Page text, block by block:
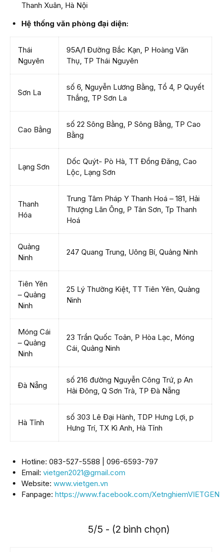
Thanh Xuân, Hà Nội
Hệ thống văn phòng đại diện:
Thái
Nguyên
95A/1 Đường Bắc Kạn, P Hoàng Văn
Thụ, TP Thái Nguyên
Sơn La
số 6, Nguyễn Lương Bằng, Tổ 4, P Quyết
Thắng, TP Sơn La
Cao Bằng
số 22 Sông Bằng, P Sông Bằng, TP Cao
Bằng
Lạng Sơn
Dốc Quýt- Pò Hà, TT Đồng Đăng, Cao
Lộc, Lạng Sơn
Thanh
Hóa
Trung Tâm Pháp Y Thanh Hoá – 181, Hải
Thượng Lãn Ông, P Tân Sơn, Tp Thanh
Hoá
Quảng
Ninh
247 Quang Trung, Uông Bí, Quảng Ninh
Tiên Yên
– Quảng
Ninh
25 Lý Thường Kiệt, TT Tiên Yên, Quảng
Ninh
Móng Cái
– Quảng
Ninh
23 Trần Quốc Toản, P Hòa Lạc, Móng
Cái, Quảng Ninh
Đà Nẵng
số 216 đường Nguyễn Công Trứ, p An
Hải Đông, Q Sơn Trà, TP Đà Nẵng
Hà Tĩnh
số 303 Lê Đại Hành, TDP Hưng Lợi, p
Hưng Trí, TX Kì Anh, Hà Tĩnh
Hotline: 083-527-5588 | 096-6593-797
Email: vietgen2021@gmail.com
Website: www.vietgen.vn
Fanpage: https://www.facebook.com/XetnghiemVIETGEN
5/5 - (2 bình chọn)